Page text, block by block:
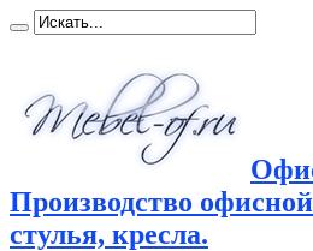
Производство
стулья, кресла.